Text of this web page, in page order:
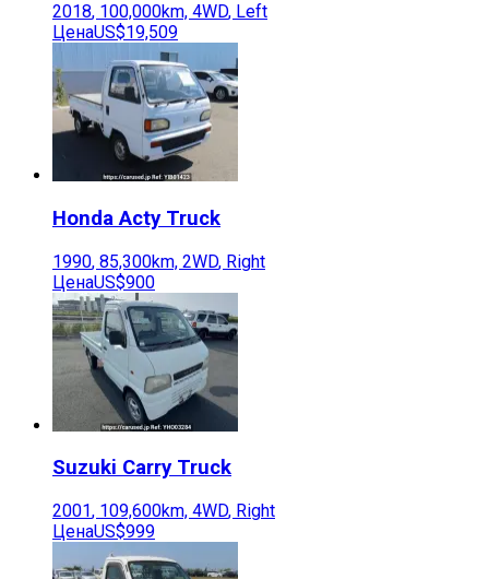
2018, 100,000km, 4WD, Left
ЦенаUS$19,509
Honda Acty Truck
1990, 85,300km, 2WD, Right
ЦенаUS$900
Suzuki Carry Truck
2001, 109,600km, 4WD, Right
ЦенаUS$999